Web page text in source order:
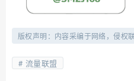
版权声明：内容采编于网络，侵权联
流量联盟